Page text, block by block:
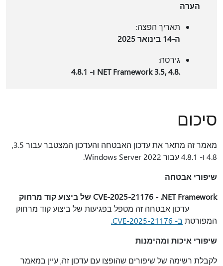
הערה
תאריך הפצה:
ה-14 בינואר 2025
גירסה:
.NET Framework 3.5, 4.8 ו- 4.8.1
סיכום
מאמר זה מתאר את עדכון האבטחה והעדכון המצטבר עבור 3.5,
4.8 ו- 4.8.1 עבור Windows Server 2022.
שיפורי אבטחה
CVE-2025-21176 - .NET Framework של ביצוע קוד מרחוק
עדכון אבטחה זה מטפל בפגיעות של ביצוע קוד מרחוק
המפורטת ב- CVE-2025-21176.
שיפורי איכות ומהימנות
לקבלת רשימה של שיפורים שהופצו עם עדכון זה, עיין במאמר